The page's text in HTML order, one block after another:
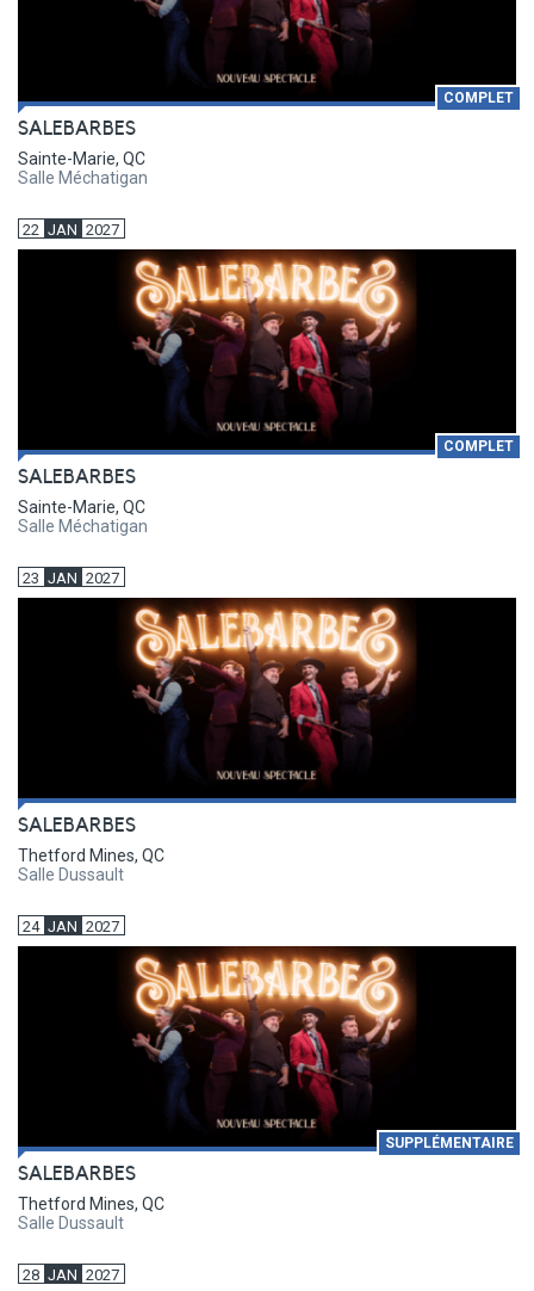
COMPLET
SALEBARBES
Sainte-Marie, QC
Salle Méchatigan
22 JAN 2027
COMPLET
SALEBARBES
Sainte-Marie, QC
Salle Méchatigan
23 JAN 2027
SALEBARBES
Thetford Mines, QC
Salle Dussault
24 JAN 2027
SUPPLÉMENTAIRE
SALEBARBES
Thetford Mines, QC
Salle Dussault
28 JAN 2027